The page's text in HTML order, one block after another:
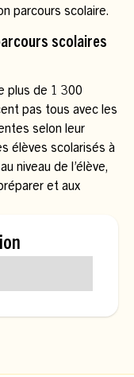
parcours scolaire.
scolaires
plus de 1 300
pas tous avec les
selon leur
élèves scolarisés à
niveau de l’élève,
et aux